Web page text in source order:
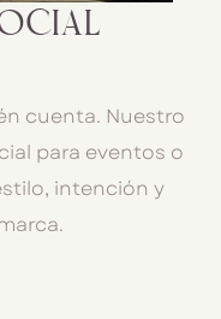
cuenta. Nuestro
para eventos o
intención y